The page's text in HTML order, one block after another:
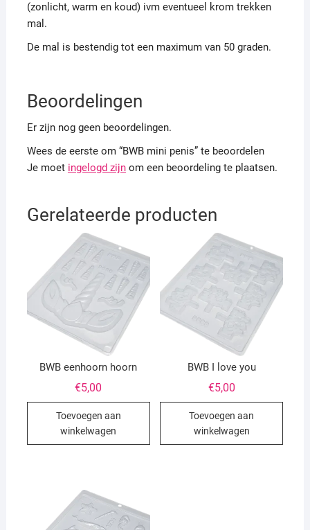
(zonlicht, warm en koud) ivm eventueel krom trekken
mal.
De mal is bestendig tot een maximum van 50 graden.
Beoordelingen
Er zijn nog geen beoordelingen.
Wees de eerste om “BWB mini penis” te beoordelen
Je moet ingelogd zijnom een beoordeling te plaatsen.
Gerelateerde producten
BWB eenhoorn hoorn
€5,00
Toevoegen aan
winkelwagen
BWB I love you
€5,00
Toevoegen aan
winkelwagen